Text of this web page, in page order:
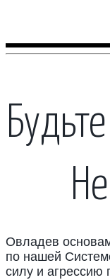
Овладев
по нашей
силу и агрессию